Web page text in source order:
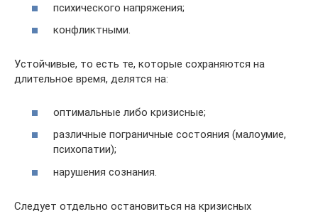
психического напряжения;
конфликтными.
Устойчивые, то есть те, которые сохраняются на
длительное время, делятся на:
оптимальные либо кризисные;
различные пограничные состояния (малоумие,
психопатии);
нарушения сознания.
Следует отдельно остановиться на кризисных